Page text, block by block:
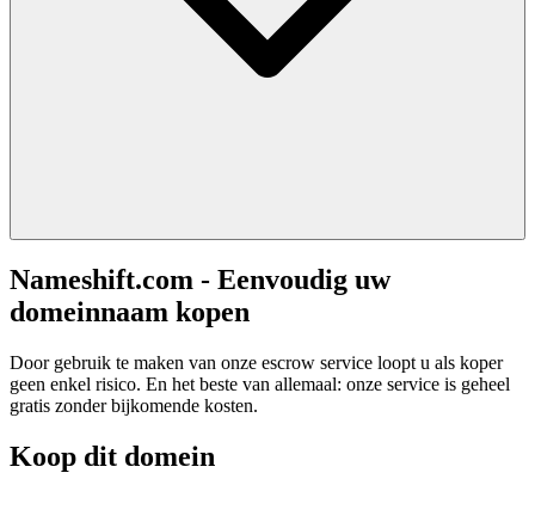
Nameshift.com - Eenvoudig uw
domeinnaam kopen
Door gebruik te maken van onze escrow service loopt u als koper
geen enkel risico. En het beste van allemaal: onze service is geheel
gratis zonder bijkomende kosten.
Koop dit domein